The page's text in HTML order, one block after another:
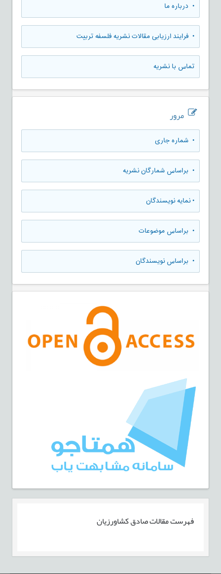
• درباره ما
• فرایند ارزیابی مقالات نشریه فلسفه تربیت
تماس با نشریه
مرور
• شماره جاری
• براساس شمارگان نشریه
•نمایه نویسندگان
• براساس موضوعات
• براساس نویسندگان
فهرست مقالاتصادق کشاورزیان